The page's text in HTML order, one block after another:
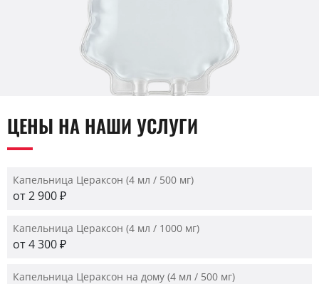
ЦЕНЫ НА НАШИ УСЛУГИ
Капельница Цераксон (4 мл / 500 мг)
от 2 900 ₽
Капельница Цераксон (4 мл / 1000 мг)
от 4 300 ₽
Капельница Цераксон на дому (4 мл / 500 мг)